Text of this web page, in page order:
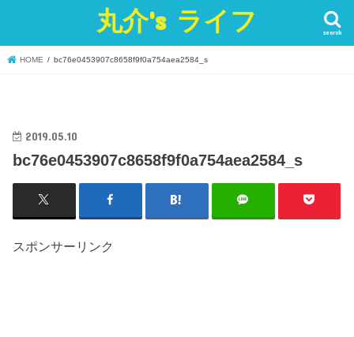
丸介's ライフ search
HOME bc76e0453907c8658f9f0a754aea2584_s
2019.05.10
bc76e0453907c8658f9f0a754aea2584_s
スポンサーリンク